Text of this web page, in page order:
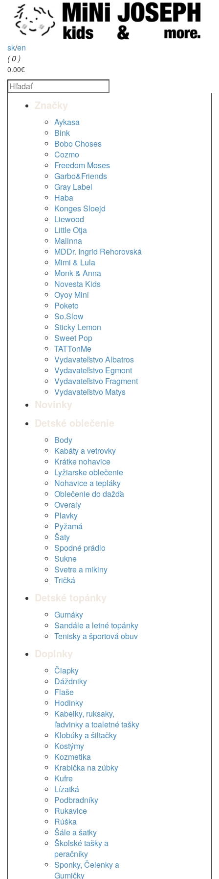
sk/en
( 0 )
0.00€
Značky
Aykasa
Bink
Bobo Choses
Cozmo
Freedom Moses
Garbo&Friends
Gray Label
Haba
Konges Sloejd
Liewood
Little Otja
Malinna
MDDr. Ingrid Rehorovská
Mimi & Lula
Monk & Anna
Novesta Kids
Oyoy Mini
Poketo
So.Slow
Sticky Lemon
Sweet Pop
TATTonMe
Vydavateľstvo Albatros
Vydavateľstvo Egmont
Vydavateľstvo Fragment
Vydavateľstvo Matys
Novinky
Detské oblečenie
Body
Kabáty a vetrovky
Krátke nohavice
Lyžiarske oblečenie
Nohavice a tepláky
Oblečenie do dažďa
Overaly
Plavky
Pyžamá
Šaty
Spodné prádlo
Sukne
Svetre a mikiny
Tričká
Detské topánky
Gumáky
Sandále a letné topánky
Tenisky a športová obuv
Doplnky
Čiapky
Dáždniky
Flaše
Hodinky
Kabelky, ruksaky,
ľadvinky a toaletné tašky
Klobúky a šiltačky
Kostýmy
Kozmetika
Krabička na zúbky
Kufre
Lízatká
Podbradníky
Rukavice
Rúška
Šále a šatky
Školské tašky a
peračníky
Sponky, Čelenky a
Gumičky